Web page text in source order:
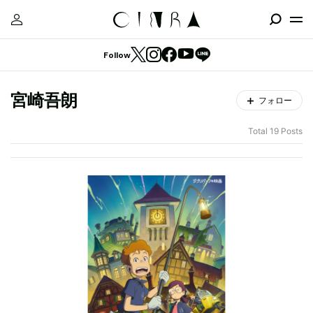
Follow
宮崎吾朗 フォロー
Total 19 Posts